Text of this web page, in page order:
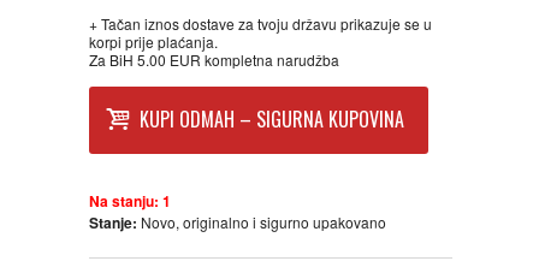
FANTASTIKA
HOROR
INTERNET I RAČUNARI
ISTORIJSKI
+ Tačan iznos dostave za tvoju državu prikazuje se u
korpi prije plaćanja.
Za BiH 5.00 EUR kompletna narudžba
KUPI ODMAH – SIGURNA KUPOVINA
Na stanju: 1
Stanje: Novo, originalno i sigurno upakovano